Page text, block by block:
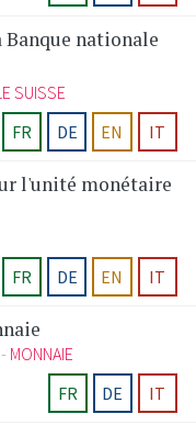
nationale
SUISSE
FR
DE EN IT
l'unité monétaire
FR
DE EN IT
MONNAIE
FR
DE IT